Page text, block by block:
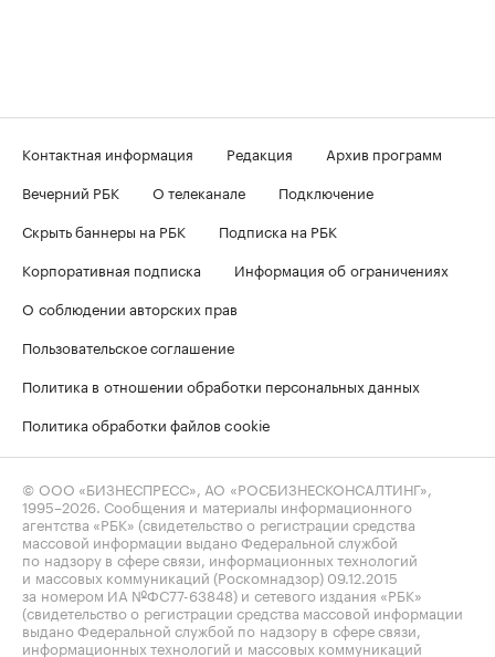
Контактная информация Редакция
Архив программ
Вечерний РБК
О телеканале
Подключение
Скрыть баннеры на РБК
Подписка на РБК
Корпоративная подписка
Информация об ограничениях
О соблюдении авторских прав
Пользовательское соглашение
Политика в отношении обработки персональных данных
Политика обработки файлов cookie
© ООО «БИЗНЕСПРЕСС», АО «РОСБИЗНЕСКОНСАЛТИНГ»,
1995–2026 . Сообщения и материалы информационного
агентства «РБК» (свидетельство о регистрации средства
массовой информации выдано Федеральной службой
по надзору в сфере связи, информационных технологий
и массовых коммуникаций (Роскомнадзор) 09.12.2015
за номером ИА №ФС77-63848) и сетевого издания «РБК»
(свидетельство о регистрации средства массовой информации
выдано Федеральной службой по надзору в сфере связи,
информационных технологий и массовых коммуникаций